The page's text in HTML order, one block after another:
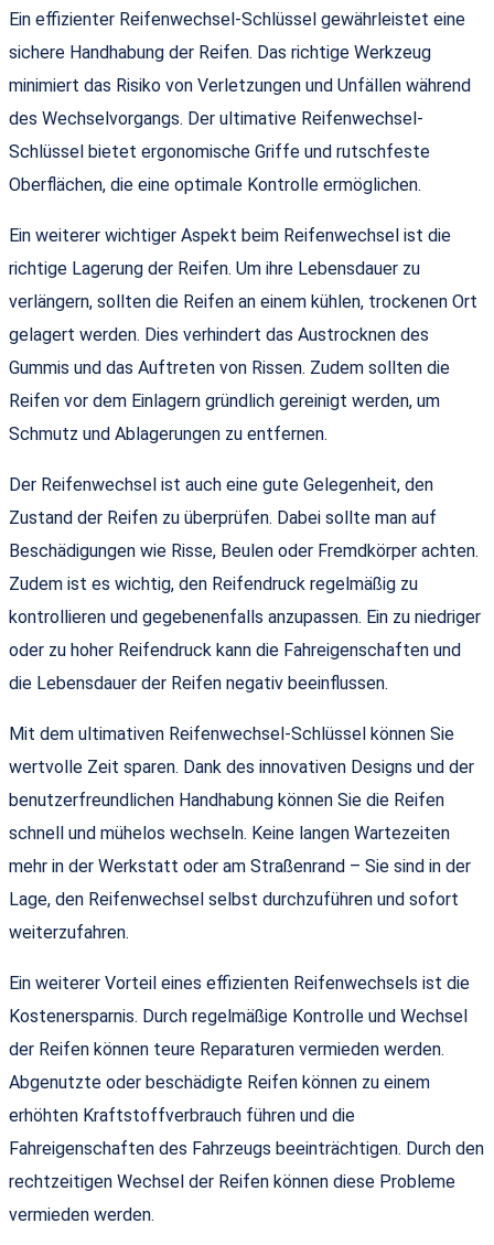
Ein effizienter Reifenwechsel-Schlüssel gewährleistet eine
sichere Handhabung der Reifen. Das richtige Werkzeug
minimiert das Risiko von Verletzungen und Unfällen während
des Wechselvorgangs. Der ultimative Reifenwechsel-
Schlüssel bietet ergonomische Griffe und rutschfeste
Oberflächen, die eine optimale Kontrolle ermöglichen.
Ein weiterer wichtiger Aspekt beim Reifenwechsel ist die
richtige Lagerung der Reifen. Um ihre Lebensdauer zu
verlängern, sollten die Reifen an einem kühlen, trockenen Ort
gelagert werden. Dies verhindert das Austrocknen des
Gummis und das Auftreten von Rissen. Zudem sollten die
Reifen vor dem Einlagern gründlich gereinigt werden, um
Schmutz und Ablagerungen zu entfernen.
Der Reifenwechsel ist auch eine gute Gelegenheit, den
Zustand der Reifen zu überprüfen. Dabei sollte man auf
Beschädigungen wie Risse, Beulen oder Fremdkörper achten.
Zudem ist es wichtig, den Reifendruck regelmäßig zu
kontrollieren und gegebenenfalls anzupassen. Ein zu niedriger
oder zu hoher Reifendruck kann die Fahreigenschaften und
die Lebensdauer der Reifen negativ beeinflussen.
Mit dem ultimativen Reifenwechsel-Schlüssel können Sie
wertvolle Zeit sparen. Dank des innovativen Designs und der
benutzerfreundlichen Handhabung können Sie die Reifen
schnell und mühelos wechseln. Keine langen Wartezeiten
mehr in der Werkstatt oder am Straßenrand – Sie sind in der
Lage, den Reifenwechsel selbst durchzuführen und sofort
weiterzufahren.
Ein weiterer Vorteil eines effizienten Reifenwechsels ist die
Kostenersparnis. Durch regelmäßige Kontrolle und Wechsel
der Reifen können teure Reparaturen vermieden werden.
Abgenutzte oder beschädigte Reifen können zu einem
erhöhten Kraftstoffverbrauch führen und die
Fahreigenschaften des Fahrzeugs beeinträchtigen. Durch den
rechtzeitigen Wechsel der Reifen können diese Probleme
vermieden werden.